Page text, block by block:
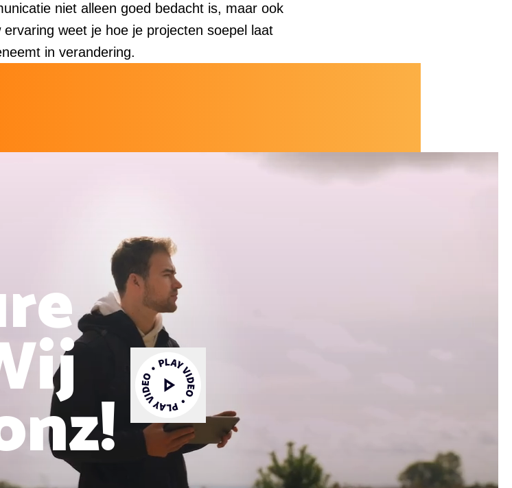
niet alleen goed bedacht is, maar ook
weet je hoe je projecten soepel laat
in verandering.
Video afspelen